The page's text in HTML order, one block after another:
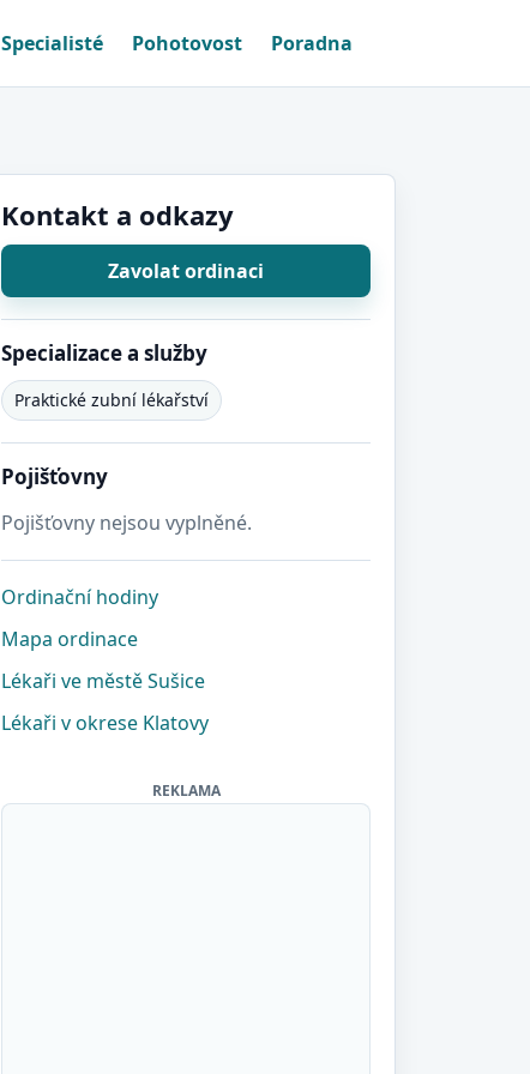
Specialisté Pohotovost Poradna
Kontakt a odkazy
Zavolat ordinaci
Specializace a služby
Praktické zubní lékařství
Pojišťovny
Pojišťovny nejsou vyplněné.
Ordinační hodiny
Mapa ordinace
Lékaři ve městě Sušice
Lékaři v okrese Klatovy
REKLAMA